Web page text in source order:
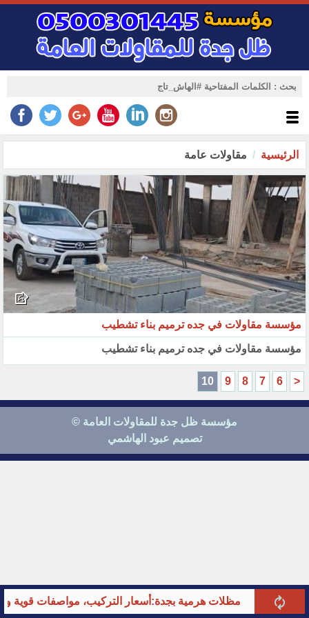
الرئيسية مقاولات عامة
مظلات هرمية بجدة:أسعار التركيب، مواصفات قوية وأحدث
مؤسسة مقاولات في جده ترميم بناء تشطيب
مؤسسة مقاولات في جده ترميم بناء تشطيب
<
6
7
8
9
10
مؤسسة ظل جدة للمقاولات العامة ©
تصميم عبود الهاشمي